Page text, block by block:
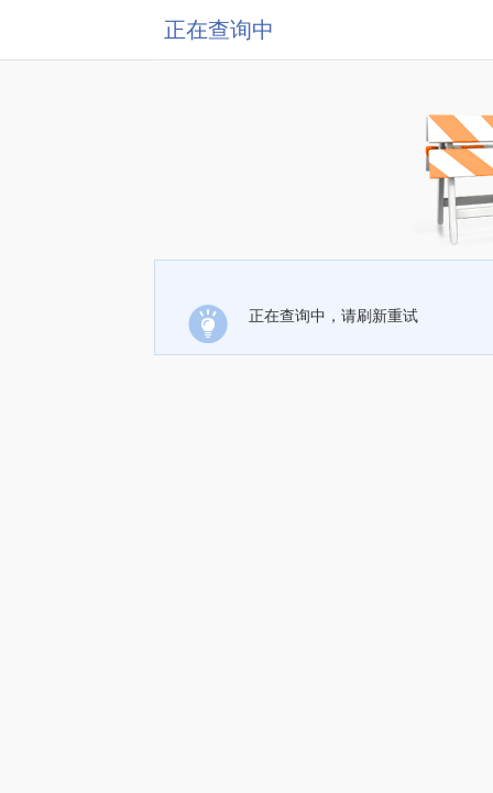
正在查询中
正在查询中，请刷新重试